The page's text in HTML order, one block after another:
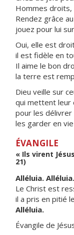
Hommes droits,
Rendez grâce
jouez pour lui
Oui, elle est
il est fidèle en
Il aime le bon
la terre est
Dieu veille sur
qui mettent leur
pour les
les garder en
ÉVANGILE
« Ils virent
21)
Alléluia. Alléluia.
Le Christ est
il a pris en pitié
Alléluia.
Évangile de